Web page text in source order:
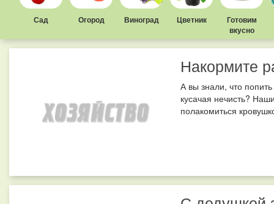
Сад Огород Виноград Цветник
Готовим
вкусно
Накормите
А вы знали, что
кусачая нечисть?
полакомиться